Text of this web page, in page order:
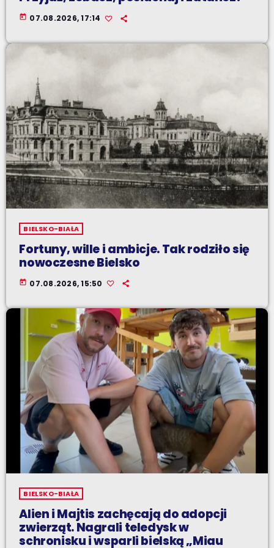
today 07.08.2026, 17:14
BIELSKO-BIAŁA
Fortuny, wille i ambicje. Tak rodziło się
nowoczesne Bielsko
today 07.08.2026, 15:50
BIELSKO-BIAŁA
Alien i Majtis zachęcają do adopcji
zwierząt. Nagrali teledysk w
schronisku i wsparli bielską „Miau